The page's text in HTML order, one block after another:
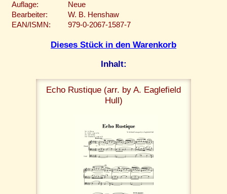
Auflage:
Neue
Bearbeiter:
W. B. Henshaw
EAN/ISMN:
979-0-2067-1587-7
Dieses Stück in den Warenkorb
Inhalt:
Echo Rustique (arr. by A. Eaglefield
Hull)